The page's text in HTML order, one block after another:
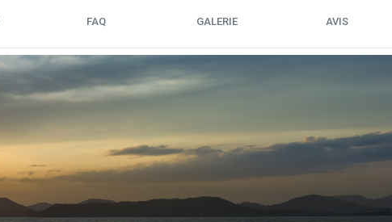
FAQ GALERIE AVIS